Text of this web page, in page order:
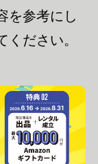
を参考にし
ださい。